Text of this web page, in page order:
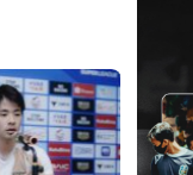
Tier
Siapa